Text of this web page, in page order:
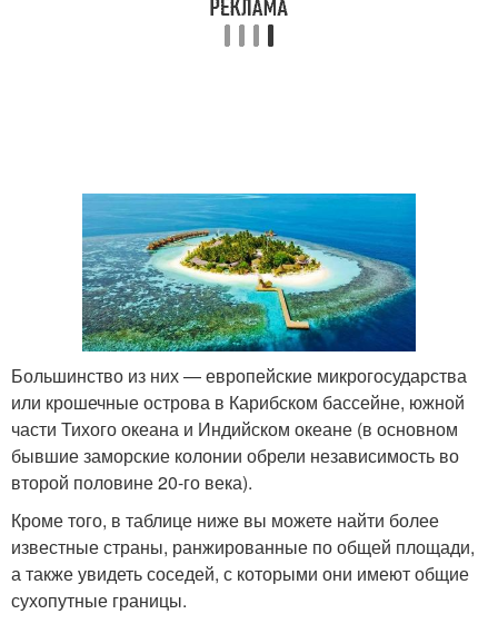
Большинство из них — европейские микрогосударства
или крошечные острова в Карибском бассейне, южной
части Тихого океана и Индийском океане (в основном
бывшие заморские колонии обрели независимость во
второй половине 20-го века).
Кроме того, в таблице ниже вы можете найти более
известные страны, ранжированные по общей площади,
а также увидеть соседей, с которыми они имеют общие
сухопутные границы.